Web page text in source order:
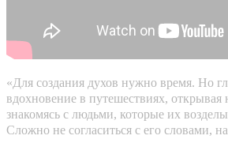
«Для создания духов нужно время. Но
вдохновение в путешествиях, открывая
знакомясь с людьми, которые их
Сложно не согласиться с его словами,